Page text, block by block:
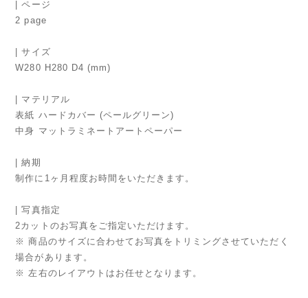
| ページ
2 page
| サイズ
W280 H280 D4 (mm)
| マテリアル
表紙 ハードカバー (ペールグリーン)
中身 マットラミネートアートペーパー
| 納期
制作に1ヶ月程度お時間をいただきます。
| 写真指定
2カットのお写真をご指定いただけます。
※ 商品のサイズに合わせてお写真をトリミングさせていただく
場合があります。
※ 左右のレイアウトはお任せとなります。